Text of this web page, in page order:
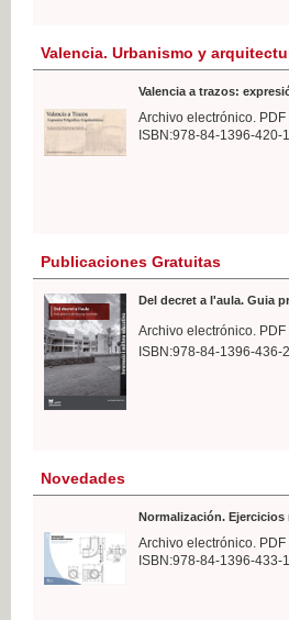
Valencia. Urbanismo y
Valencia a trazos:
Archivo electrónico.
ISBN:978-84-1396-420-1
Publicaciones Gratuitas
Del decret a l'aula. Guia
Archivo electrónico.
ISBN:978-84-1396-436-2
Novedades
Normalización.
Archivo electrónico.
ISBN:978-84-1396-433-1